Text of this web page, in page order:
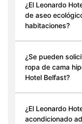
¿El Leonardo
de aseo
habitaciones?
¿Se pueden
ropa de cama
Hotel Belfast?
¿El Leonardo
acondicionado